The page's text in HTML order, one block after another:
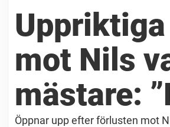
mot Nils
mästare:
Öppnar upp efter förlusten mot